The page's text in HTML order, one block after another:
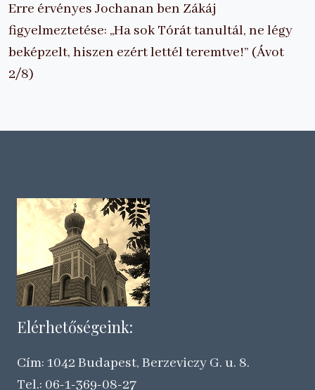
Erre érvényes Jochanan ben Zákáj
figyelmeztetése: „Ha sok Tórát tanultál, ne légy
beképzelt, hiszen ezért lettél teremtve!” (Ávot
2/8)
Elérhetőségeink:
Cím: 1042 Budapest, Berzeviczy G. u. 8.
Tel.: 06-1-369-08-27